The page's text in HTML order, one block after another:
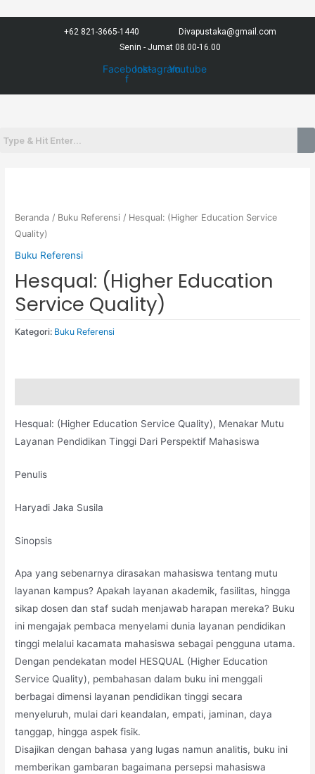
+62 821-3665-1440
Divapustaka@gmail.com
Senin - Jumat 08.00-16.00
Facebook-
f
InstagramYoutube
Beranda / Buku Referensi / Hesqual: (Higher Education Service
Quality)
Buku Referensi
Hesqual: (Higher Education
Service Quality)
Kategori: Buku Referensi
Hesqual: (Higher Education Service Quality), Menakar Mutu
Layanan Pendidikan Tinggi Dari Perspektif Mahasiswa
Penulis
Haryadi Jaka Susila
Sinopsis
Apa yang sebenarnya dirasakan mahasiswa tentang mutu
layanan kampus? Apakah layanan akademik, fasilitas, hingga
sikap dosen dan staf sudah menjawab harapan mereka? Buku
ini mengajak pembaca menyelami dunia layanan pendidikan
tinggi melalui kacamata mahasiswa sebagai pengguna utama.
Dengan pendekatan model HESQUAL (Higher Education
Service Quality), pembahasan dalam buku ini menggali
berbagai dimensi layanan pendidikan tinggi secara
menyeluruh, mulai dari keandalan, empati, jaminan, daya
tanggap, hingga aspek fisik.
Disajikan dengan bahasa yang lugas namun analitis, buku ini
memberikan gambaran bagaimana persepsi mahasiswa